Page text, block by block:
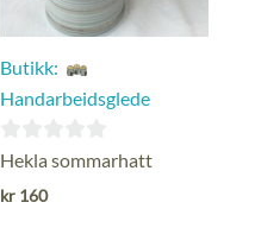
Butikk:
Handarbeidsglede
0
ut
Hekla sommarhatt
kr 160